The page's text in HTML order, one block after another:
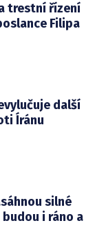
trestní řízení
Filipa
další
Íránu
silné
i ráno a